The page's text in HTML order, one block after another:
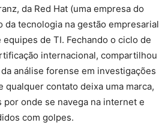
da Red Hat (uma empresa do
tecnologia na gestão empresarial
de TI. Fechando o ciclo de
internacional, compartilhou
análise forense em investigações
contato deixa uma marca,
onde se navega na internet e
com golpes.